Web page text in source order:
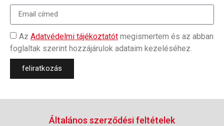
Az Adatvédelmi tájékoztatót megismertem és az abban
foglaltak szerint hozzájárulok adataim kezeléséhez.
feliratkozás
Általános szerződési feltételek